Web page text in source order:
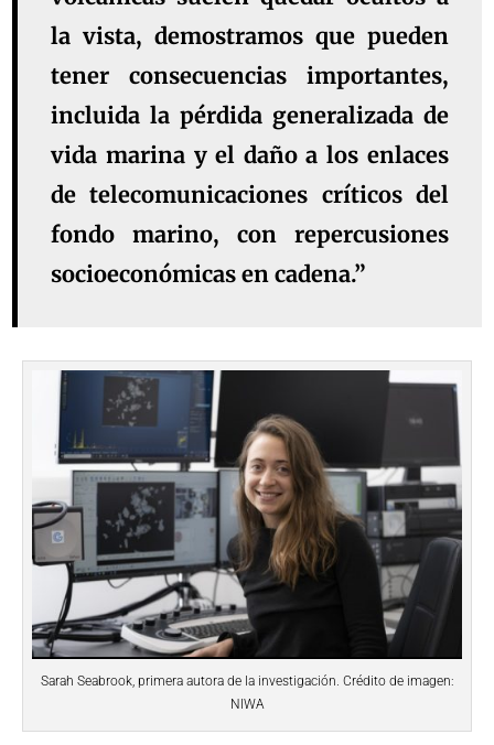
la vista, demostramos que pueden
tener consecuencias importantes,
incluida la pérdida generalizada de
vida marina y el daño a los enlaces
de telecomunicaciones críticos del
fondo marino, con repercusiones
socioeconómicas en cadena.”
Sarah Seabrook, primera autora de la investigación. Crédito de imagen:
NIWA